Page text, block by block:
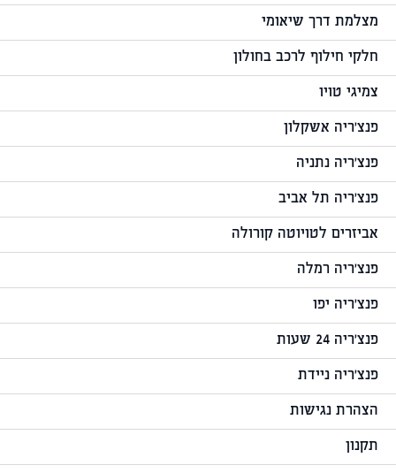
מצלמת דרך שיאומי
חלקי חילוף לרכב בחולון
צמיגי טויו
פנצ'ריה אשקלון
פנצ'ריה נתניה
פנצ'ריה תל אביב
אביזרים לטויוטה קורולה
פנצ'ריה רמלה
פנצ'ריה יפו
פנצ'ריה 24 שעות
פנצ'ריה ניידת
הצהרת נגישות
תקנון